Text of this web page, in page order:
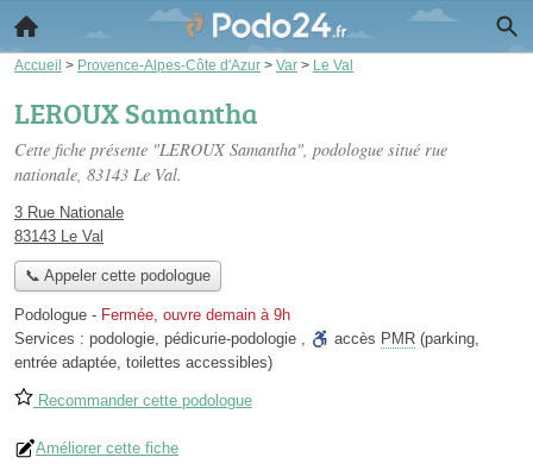
Accueil > Provence-Alpes-Côte d'Azur > Var > Le Val
LEROUX Samantha
Cette fiche présente "LEROUX Samantha", podologue situé rue
nationale, 83143 Le Val.
3 Rue Nationale
83143 Le Val
📞 Appeler cette podologue
Podologue - Fermée, ouvre demain à 9h
Services : podologie, pédicurie-podologie , accès PMR (parking,
entrée adaptée, toilettes accessibles)
Recommander cette podologue
Améliorer cette fiche